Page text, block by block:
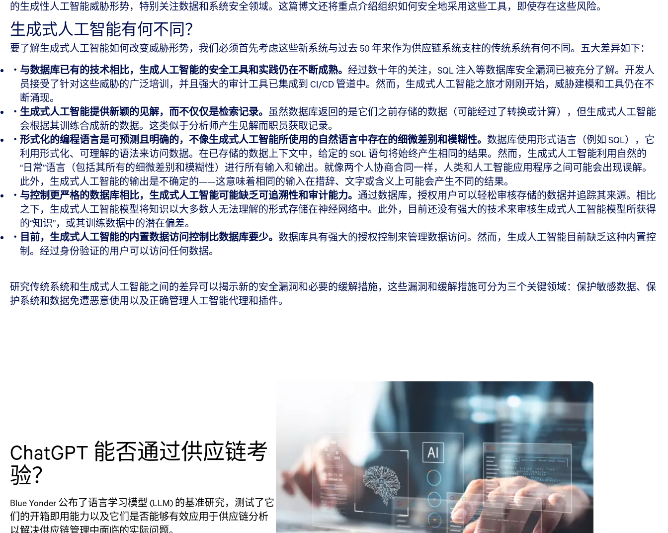
的生成性人工智能威胁形势，特别关注数据和系统安全领域。这篇博文还将重点介绍组织如何安全地采用这些工具，即使存在这些风险。
生成式人工智能有何不同？
要了解生成式人工智能如何改变威胁形势，我们必须首先考虑这些新系统与过去 50 年来作为供应链系统支柱的传统系统有何不同。五大差异如下：
与数据库已有的技术相比，生成人工智能的安全工具和实践仍在不断成熟。 经过数十年的关注，SQL 注入等数据库安全漏洞已被充分了解。开发人
员接受了针对这些威胁的广泛培训，并且强大的审计工具已集成到 CI/CD 管道中。然而，生成式人工智能之旅才刚刚开始，威胁建模和工具仍在不
断涌现。
生成式人工智能提供新颖的见解，而不仅仅是检索记录。 虽然数据库返回的是它们之前存储的数据（可能经过了转换或计算），但生成式人工智能
会根据其训练合成新的数据。这类似于分析师产生见解而职员获取记录。
形式化的编程语言是可预测且明确的，不像生成式人工智能所使用的自然语言中存在的细微差别和模糊性。 数据库使用形式语言（例如 SQL），它
利用形式化、可理解的语法来访问数据。在已存储的数据上下文中，给定的 SQL 语句将始终产生相同的结果。然而，生成式人工智能利用自然的
“日常”语言（包括其所有的细微差别和模糊性）进行所有输入和输出。就像两个人协商合同一样，人类和人工智能应用程序之间可能会出现误解。
此外，生成式人工智能的输出是不确定的——这意味着相同的输入在措辞、文字或含义上可能会产生不同的结果。
与控制更严格的数据库相比，生成式人工智能可能缺乏可追溯性和审计能力。 通过数据库，授权用户可以轻松审核存储的数据并追踪其来源。相比
之下，生成式人工智能模型将知识以大多数人无法理解的形式存储在神经网络中。此外，目前还没有强大的技术来审核生成式人工智能模型所获得
的“知识”，或其训练数据中的潜在偏差。
目前，生成式人工智能的内置数据访问控制比数据库要少。 数据库具有强大的授权控制来管理数据访问。然而，生成人工智能目前缺乏这种内置控
制。经过身份验证的用户可以访问任何数据。
研究传统系统和生成式人工智能之间的差异可以揭示新的安全漏洞和必要的缓解措施，这些漏洞和缓解措施可分为三个关键领域：保护敏感数据、保
护系统和数据免遭恶意使用以及正确管理人工智能代理和插件。
ChatGPT 能否通过供应链考
验？
Blue Yonder 公布了语言学习模型 (LLM) 的基准研究，测试了它
们的开箱即用能力以及它们是否能够有效应用于供应链分析
以解决供应链管理中面临的实际问题。